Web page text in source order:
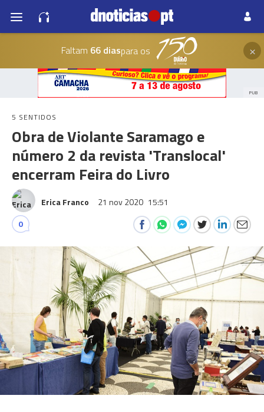
Faltam 66 diaspara os ×
PUB
5 SENTIDOS
Obra de Violante Saramago e
número 2 da revista 'Translocal'
encerram Feira do Livro
Erica Franco 21 nov 2020 15:51
0